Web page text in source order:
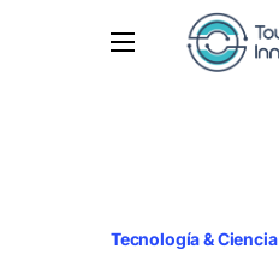
Tecnología & Ciencia